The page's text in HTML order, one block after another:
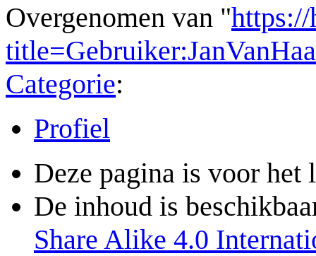
Overgenomen van "
Categorie:
Profiel
Deze pagina is voor het
De inhoud is
Share Alike 4.0